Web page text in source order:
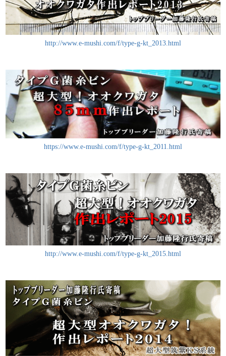
http://www.e-mushi.com/f/type-g-kt_2013.html
https://www.e-mushi.com/f/type-g-kt_2011.html
http://www.e-mushi.com/f/type-g-kt_2015.html